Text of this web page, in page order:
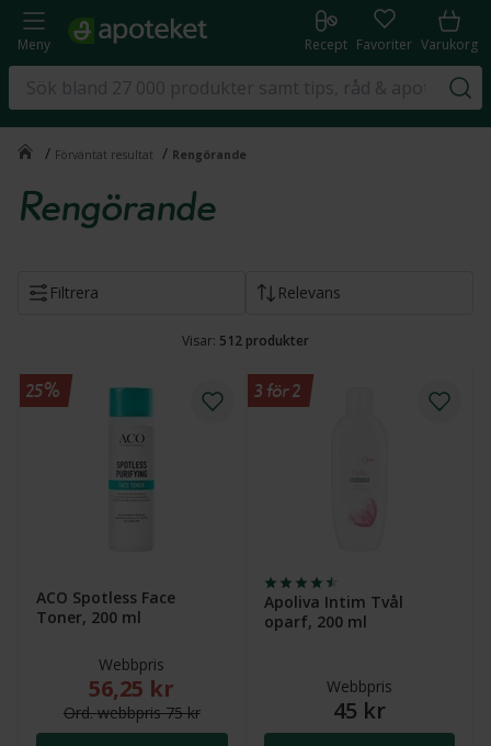
Meny Recept Favoriter Varukorg
/ Förväntat resultat / Rengörande
Rengörande
Filtrera Relevans
Visar: 512 produkter
ACO Spotless Face
Toner, 200 ml
Webbpris
Nytt reducerat pris: 56,25 kr. Ordinarie webbpris
56,25 kr
Ord.webbpris75 kr
25%
Apoliva Intim Tvål
oparf, 200 ml
Webbpris
45 kr
3 för 2